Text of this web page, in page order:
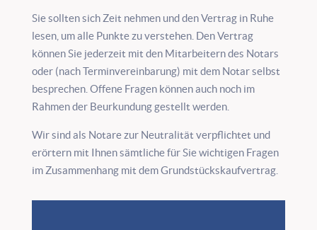
Sie sollten sich Zeit nehmen und den Vertrag in Ruhe
lesen, um alle Punkte zu verstehen. Den Vertrag
können Sie jederzeit mit den Mitarbeitern des Notars
oder (nach Terminvereinbarung) mit dem Notar selbst
besprechen. Offene Fragen können auch noch im
Rahmen der Beurkundung gestellt werden.
Wir sind als Notare zur Neutralität verpflichtet und
erörtern mit Ihnen sämtliche für Sie wichtigen Fragen
im Zusammenhang mit dem Grundstückskaufvertrag.